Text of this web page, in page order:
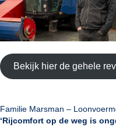
Bekijk hier de gehele
Familie Marsman –
‘Rijcomfort op de weg is